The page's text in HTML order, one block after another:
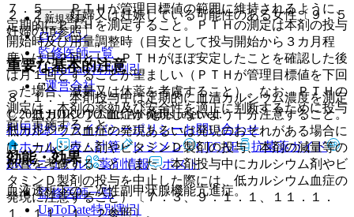
２．２． 妊婦又は妊娠している可能性のある女性〔９．５
妊婦の項参照〕。
重要な基本的注意
８．１． 本剤投与中は定期的に血清カルシウム濃度を測定
し、低カルシウム血症が発現しないよう十分注意すること。
低カルシウム血症の発現あるいは発現のおそれがある場合に
は、カルシウム剤やビタミンＤ製剤の投与、本剤の減量等の
処置を考慮すること（また、本剤投与中にカルシウム剤やビ
タミンＤ製剤の投与を中止した際には、低カルシウム血症の
発現に注意すること）〔７．３、９．１．１、１１．１．
１、１１．１．２参照〕。
７．５． ＰＴＨが管理目標値の範囲に維持されるように、
定期的にＰＴＨを測定すること。ＰＴＨの測定は本剤の投与
開始時及び用量調整時（目安として投与開始から３カ月程
度）は月２回とし、ＰＴＨがほぼ安定したことを確認した後
は月１回とすることが望ましい（ＰＴＨが管理目標値を下回
った場合、減量又は休薬を考慮すること）。なお、ＰＴＨの
測定は、本剤の薬効及び安全性を適正に判断するために投与
前に実施すること。
効能・効果
血液透析下の二次性副甲状腺機能亢進症。
新規登録
ログイン
監修医師一覧
UpToDate特別割引
運営会社
© 2021 HOKUTO Inc. All rights reserved.
利用規約プライバシーポリシーお問い合わせ
ホーム
表・計算 レジメン CTCAE
抗菌薬ガイド
ERマニュアル
薬剤情報 ポスト
監修医師一覧
UpToDate特別割引